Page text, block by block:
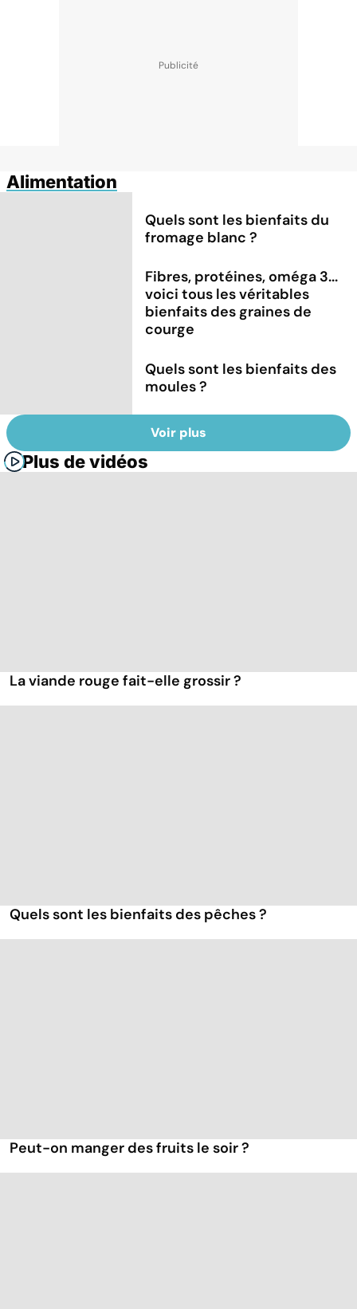
Alimentation
Quels sont les bienfaits du
fromage blanc ?
Fibres, protéines, oméga 3...
voici tous les véritables
bienfaits des graines de
courge
Quels sont les bienfaits des
moules ?
Voir plus
Plus de vidéos
La viande rouge fait-elle grossir ?
Quels sont les bienfaits des pêches ?
Peut-on manger des fruits le soir ?